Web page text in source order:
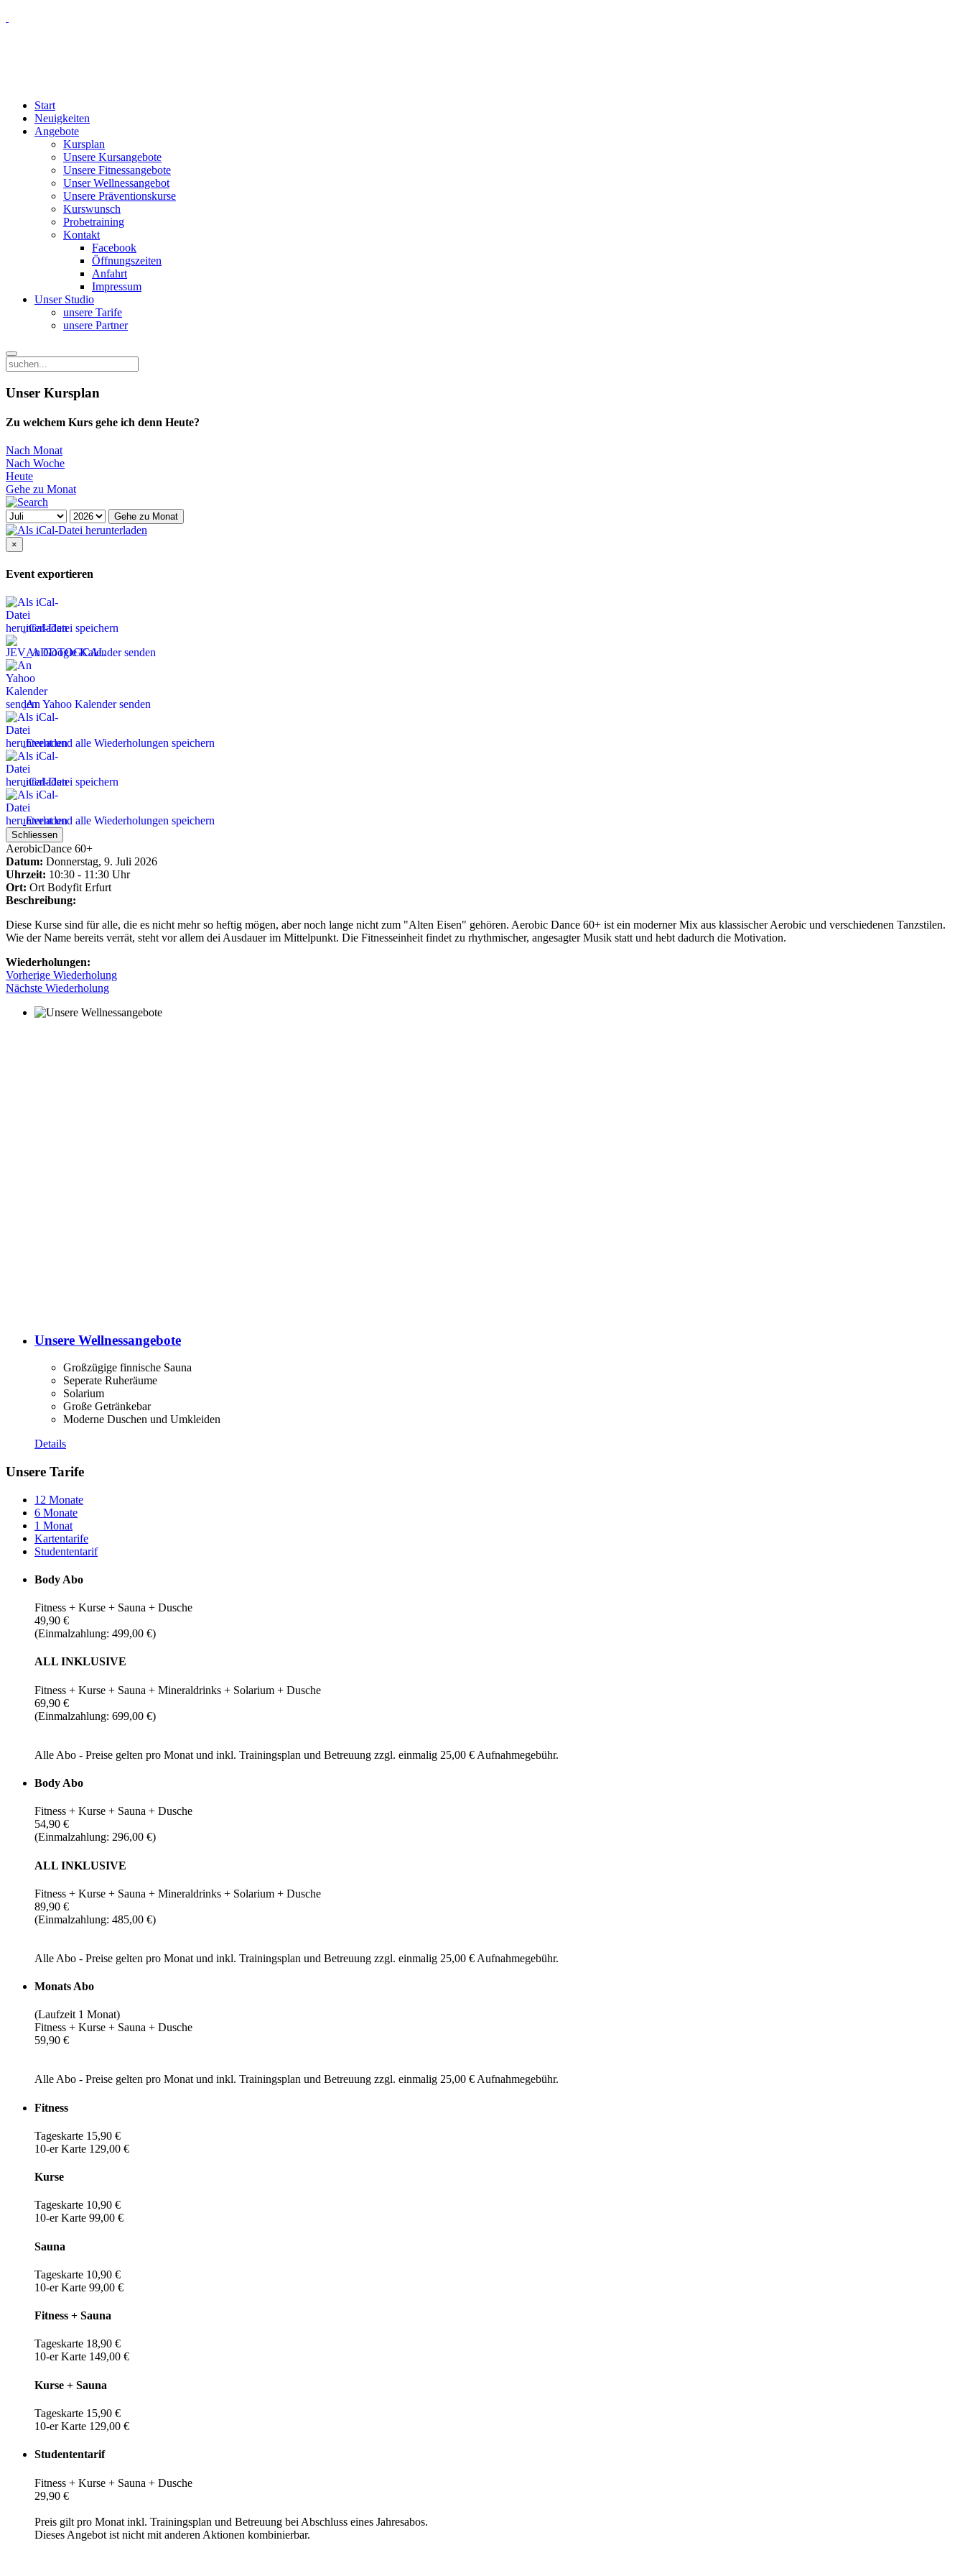
Start
Neuigkeiten
Angebote
Kursplan
Unsere Kursangebote
Unsere Fitnessangebote
Unser Wellnessangebot
Unsere Präventionskurse
Kurswunsch
Probetraining
Kontakt
Facebook
Öffnungszeiten
Anfahrt
Impressum
Unser Studio
unsere Tarife
unsere Partner
Unser Kursplan
Zu welchem Kurs gehe ich denn Heute?
Nach Monat
Nach Woche
Heute
Gehe zu Monat
Gehe zu Monat
×
Event exportieren
iCal-Datei speichern
An Google Kalender senden
An Yahoo Kalender senden
Event und alle Wiederholungen speichern
iCal-Datei speichern
Event und alle Wiederholungen speichern
Schliessen
AerobicDance 60+
Datum: Donnerstag, 9. Juli 2026
Uhrzeit: 10:30 - 11:30 Uhr
Ort: Ort Bodyfit Erfurt
Beschreibung:
Diese Kurse sind für alle, die es nicht mehr so heftig mögen, aber noch lange nicht zum "Alten Eisen" gehören. Aerobic Dance 60+ ist ein moderner Mix aus klassischer Aerobic und verschiedenen Tanzstilen.
Wie der Name bereits verrät, steht vor allem dei Ausdauer im Mittelpunkt. Die Fitnesseinheit findet zu rhythmischer, angesagter Musik statt und hebt dadurch die Motivation.
Wiederholungen:
Vorherige Wiederholung
Nächste Wiederholung
Unsere Wellnessangebote
Großzügige finnische Sauna
Seperate Ruheräume
Solarium
Große Getränkebar
Moderne Duschen und Umkleiden
Details
Unsere Tarife
12 Monate
6 Monate
1 Monat
Kartentarife
Studententarif
Body Abo
Fitness + Kurse + Sauna + Dusche
49,90 €
(Einmalzahlung: 499,00 €)
ALL INKLUSIVE
Fitness + Kurse + Sauna + Mineraldrinks + Solarium + Dusche
69,90 €
(Einmalzahlung: 699,00 €)
Alle Abo - Preise gelten pro Monat und inkl. Trainingsplan und Betreuung zzgl. einmalig 25,00 € Aufnahmegebühr.
Body Abo
Fitness + Kurse + Sauna + Dusche
54,90 €
(Einmalzahlung: 296,00 €)
ALL INKLUSIVE
Fitness + Kurse + Sauna + Mineraldrinks + Solarium + Dusche
89,90 €
(Einmalzahlung: 485,00 €)
Alle Abo - Preise gelten pro Monat und inkl. Trainingsplan und Betreuung zzgl. einmalig 25,00 € Aufnahmegebühr.
Monats Abo
(Laufzeit 1 Monat)
Fitness + Kurse + Sauna + Dusche
59,90 €
Alle Abo - Preise gelten pro Monat und inkl. Trainingsplan und Betreuung zzgl. einmalig 25,00 € Aufnahmegebühr.
Fitness
Tageskarte 15,90 €
10-er Karte 129,00 €
Kurse
Tageskarte 10,90 €
10-er Karte 99,00 €
Sauna
Tageskarte 10,90 €
10-er Karte 99,00 €
Fitness + Sauna
Tageskarte 18,90 €
10-er Karte 149,00 €
Kurse + Sauna
Tageskarte 15,90 €
10-er Karte 129,00 €
Studententarif
Fitness + Kurse + Sauna + Dusche
29,90 €
Preis gilt pro Monat inkl. Trainingsplan und Betreuung bei Abschluss eines Jahresabos.
Dieses Angebot ist nicht mit anderen Aktionen kombinierbar.